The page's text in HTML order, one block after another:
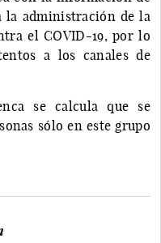
la administración de la
el COVID-19, por lo
a los canales de
se calcula que se
sólo en este grupo